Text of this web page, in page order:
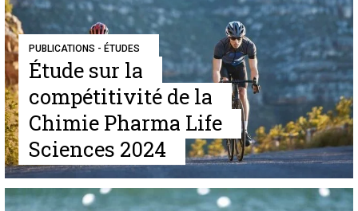
PUBLICATIONS - ÉTUDES
Étude sur la
compétitivité de la
Chimie Pharma Life
Sciences 2024